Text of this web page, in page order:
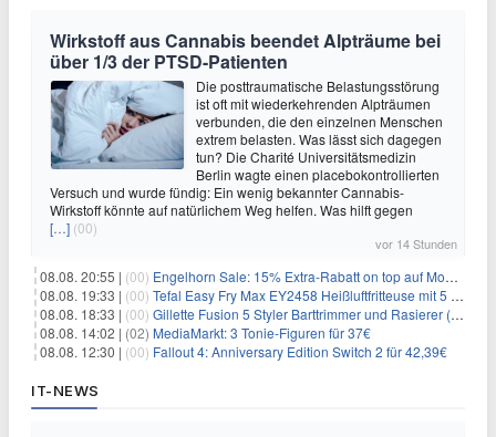
Wirkstoff aus Cannabis beendet Alpträume bei
über 1/3 der PTSD-Patienten
Die posttraumatische Belastungsstörung
ist oft mit wiederkehrenden Alpträumen
verbunden, die den einzelnen Menschen
extrem belasten. Was lässt sich dagegen
tun? Die Charité Universitätsmedizin
Berlin wagte einen placebokontrollierten
Versuch und wurde fündig: Ein wenig bekannter Cannabis-
Wirkstoff könnte auf natürlichem Weg helfen. Was hilft gegen
[…] (00)
vor 14 Stunden
08.08. 20:55 | (00) Engelhorn Sale: 15% Extra-Rabatt on top auf Mode- und Sport-Artikel
08.08. 19:33 | (00) Tefal Easy Fry Max EY2458 Heißluftfritteuse mit 5 Litern für 64,99€
08.08. 18:33 | (00) Gillette Fusion 5 Styler Barttrimmer und Rasierer (All in One) für 16€
08.08. 14:02 | (02) MediaMarkt: 3 Tonie-Figuren für 37€
08.08. 12:30 | (00) Fallout 4: Anniversary Edition Switch 2 für 42,39€
IT-NEWS